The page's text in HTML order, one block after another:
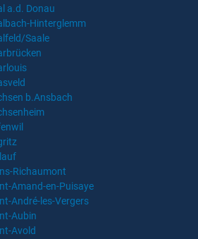
a.d. Donau
Hinterglemm
Saale
b.Ansbach
Richaumont
Amand-en-Puisaye
André-les-Vergers
Aubin
Avold